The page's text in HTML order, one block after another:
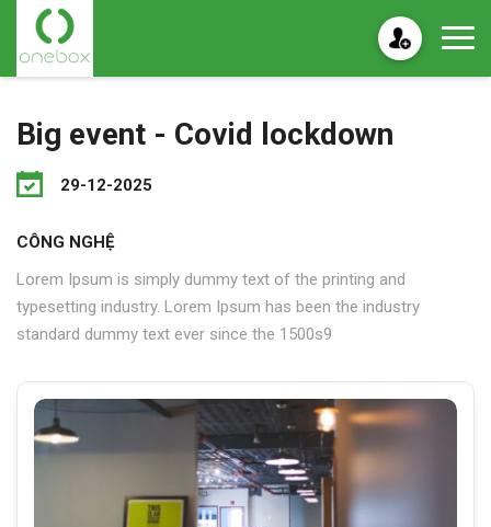
Big event - Covid lockdown
29-12-2025
CÔNG NGHỆ
Lorem Ipsum is simply dummy text of the printing and
typesetting industry. Lorem Ipsum has been the industry
standard dummy text ever since the 1500s9